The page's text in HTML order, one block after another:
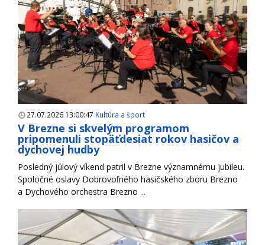
27.07.2026 13:00:47 Kultúra a šport
V Brezne si skvelým programom
pripomenuli stopäťdesiat rokov hasičov a
dychovej hudby
Posledný júlový víkend patril v Brezne významnému jubileu.
Spoločné oslavy Dobrovoľného hasičského zboru Brezno
a Dychového orchestra Brezno ...